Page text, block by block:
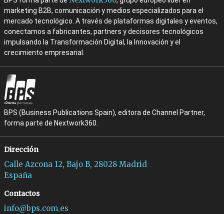
marketing B2B, comunicación y medios especializados para el
mercado tecnológico. A través de plataformas digitales y eventos,
conectamos a fabricantes, partners y decisores tecnológicos
impulsando la Transformación Digital, la Innovación y el
crecimiento empresarial.
BPS (Business Publications Spain), editora de Channel Partner,
forma parte de Nextwork360.
Dirección
Calle Azcona 12, Bajo B, 28028 Madrid
España
Contactos
info@bps.com.es